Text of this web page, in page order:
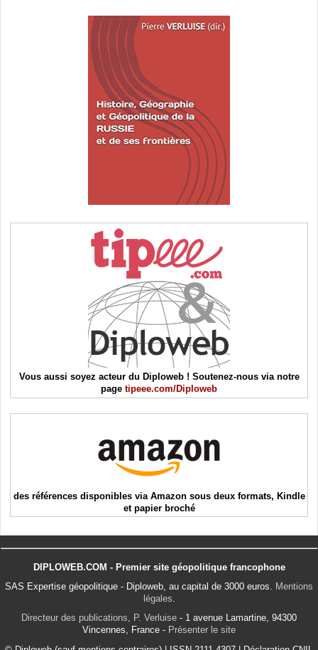
Vous aussi soyez acteur du Diploweb ! Soutenez-nous via notre
page tipeee.com/Diploweb
des références disponibles via Amazon sous deux formats, Kindle
et papier broché
DIPLOWEB.COM - Premier site géopolitique francophone
SAS Expertise géopolitique - Diploweb, au capital de 3000 euros. Mentions
légales.
Directeur des publications, P. Verluise - 1 avenue Lamartine, 94300
Vincennes, France - Présenter le site